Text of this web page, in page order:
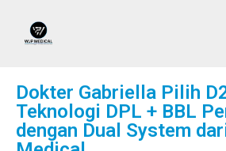
Dokter Gabriella Pilih
Teknologi DPL + BBL
dengan Dual System